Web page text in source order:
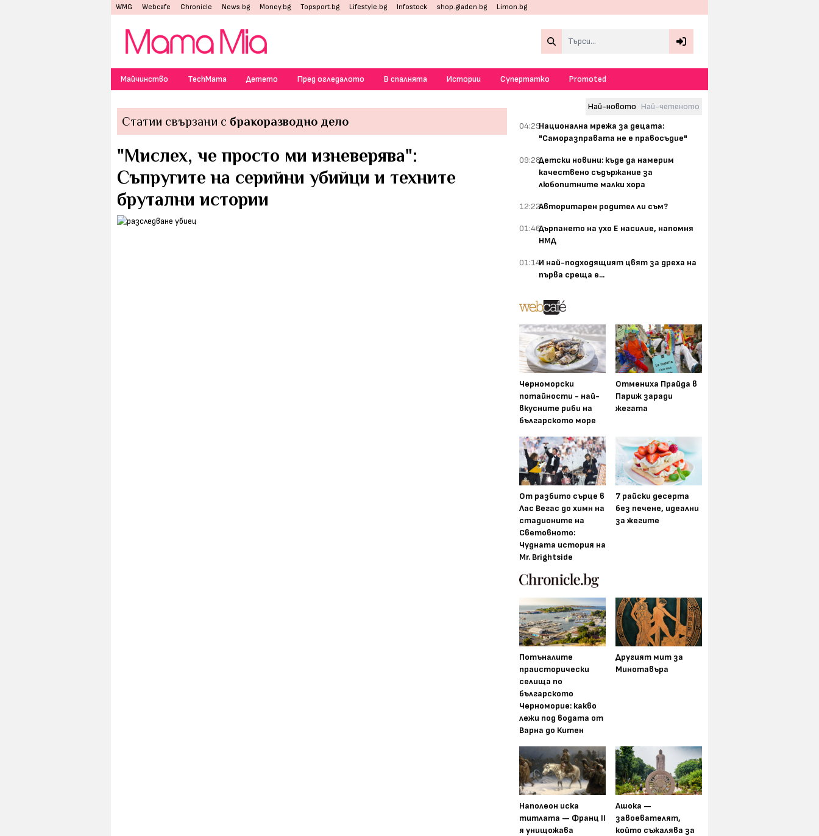
WMG Webcafe Chronicle News.bg Money.bg Topsport.bg Lifestyle.bg Infostock shop.gladen.bg Limon.bg
Майчинство TechMama Детето Пред огледалото В спалнята Истории Супертатко Promoted
Статии свързани с бракоразводно дело
"Мислех, че просто ми изневерява":
Съпругите на серийни убийци и техните
брутални истории
Най-новото Най-четеното
04:29Национална мрежа за децата:
"Саморазправата не е правосъдие"
09:28Детски новини: къде да намерим
качествено съдържание за
любопитните малки хора
12:22Авторитарен родител ли съм?
01:46Дърпането на ухо Е насилие, напомня
НМД
01:14И най-подходящият цвят за дреха на
първа среща е...
Черноморски
потайности - най-
вкусните риби на
българското море
Отмениха Прайда в
Париж заради
жегата
От разбито сърце в
Лас Вегас до химн на
стадионите на
Световното:
Чудната история на
Mr. Brightside
7 райски десерта
без печене, идеални
за жегите
Потъналите
праисторически
селища по
българското
Черноморие: какво
лежи под водата от
Варна до Китен
Другият мит за
Минотавъра
Наполеон иска
титлата — Франц II
я унищожава
Ашока —
завоевателят,
който съжалява за